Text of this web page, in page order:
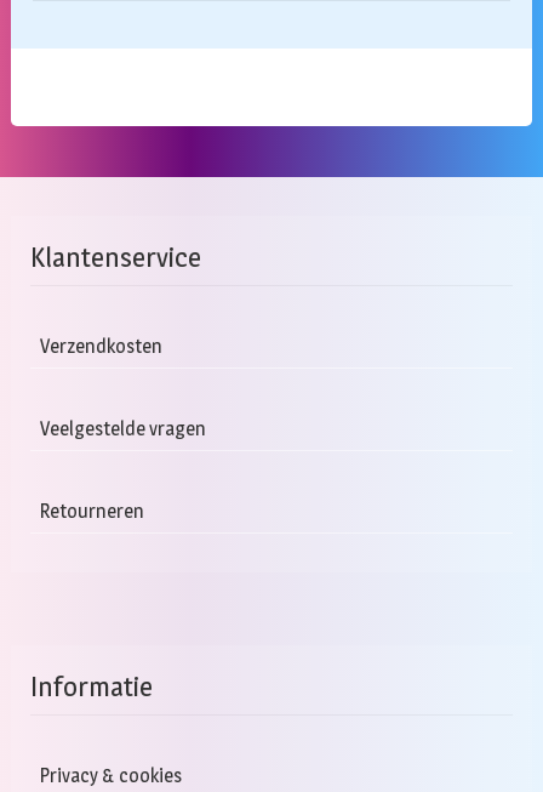
Klantenservice
Verzendkosten
Veelgestelde vragen
Retourneren
Informatie
Privacy & cookies